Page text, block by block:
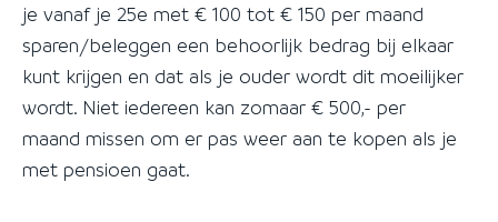
je vanaf je 25e met € 100 tot € 150 per maand
sparen/beleggen een behoorlijk bedrag bij elkaar
kunt krijgen en dat als je ouder wordt dit moeilijker
wordt. Niet iedereen kan zomaar € 500,- per
maand missen om er pas weer aan te kopen als je
met pensioen gaat.